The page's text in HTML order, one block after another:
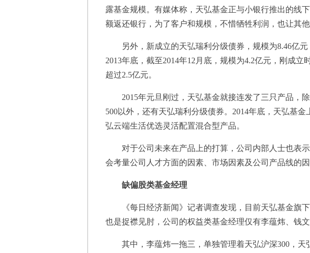
露基金规模。有媒体称，天弘基金正与小银行推出的线
额返还银行，为了客户和规模，不惜牺牲利润，也让其他
另外，新成立的天弘瑞利分级债券，规模为8.46亿元
2013年底，截至2014年12月底，规模为4.2亿元，刚成立
超过2.5亿元。
2015年元旦刚过，天弘基金就接连发了三只产品，除
500以外，还有天弘瑞利分级债券。2014年底，天弘基
弘云端生活优选灵活配置混合型产品。
对于公司未来在产品上的打算，公司内部人士也表示
会考量公司人才方面的因素、市场因素及公司产品线的因
缺偏股类基金经理
《每日经济新闻》记者调查发现，目前天弘基金旗
也是捉襟见肘，公司的权益类基金经理仅有李蕴炜、钱文
其中，李蕴炜一拖三，单独管理着天弘沪深300，天